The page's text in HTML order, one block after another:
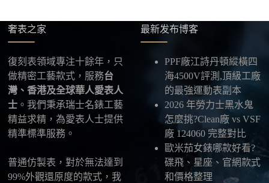
奢表之家
復刻表領域專注十餘年，只
做精密工藝款式，服務台
灣、香港及全球華人愛表人
士 。我們秉承瑞士名錶工藝
精益求精，為愛表人士提供
精準標準服務。
普通仿製表，對於無法達到
99%外觀還原度的款式，我
最新发布博客
PPF廠江詩丹頓縱橫四
海4500V評測,頂級工廠
的最強運動表副本
2026 年勞力士黑水鬼
怎麼挑?Clean廠 vs VSF
廠 124060 完整對比
歐米茄女錶哪款好看?
碟飛、星座、官網款式
和價格整理